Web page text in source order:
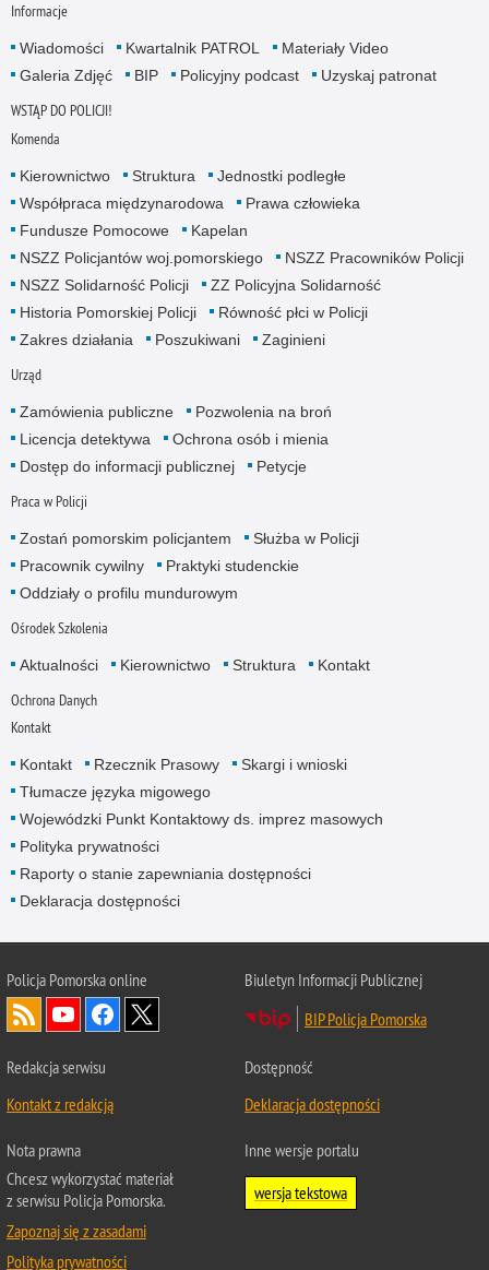
Informacje
Wiadomości Kwartalnik PATROL
Materiały Video
Galeria Zdjęć
BIP Policyjny podcast Uzyskaj patronat
WSTĄP DO POLICJI!
Komenda
Kierownictwo Struktura
Jednostki podległe
Współpraca międzynarodowa
Prawa człowieka
Fundusze Pomocowe
Kapelan
NSZZ Policjantów woj.pomorskiego
NSZZ Pracowników Policji
NSZZ Solidarność Policji
ZZ Policyjna Solidarność
Historia Pomorskiej Policji
Równość płci w Policji
Zakres działania
Poszukiwani Zaginieni
Urząd
Zamówienia publiczne
Pozwolenia na broń
Licencja detektywa
Ochrona osób i mienia
Dostęp do informacji publicznej
Petycje
Praca w Policji
Zostań pomorskim policjantem
Służba w Policji
Pracownik cywilny
Praktyki studenckie
Oddziały o profilu mundurowym
Ośrodek Szkolenia
Aktualności Kierownictwo Struktura Kontakt
Ochrona Danych
Kontakt
Kontakt Rzecznik Prasowy
Skargi i wnioski
Tłumacze języka migowego
Wojewódzki Punkt Kontaktowy ds. imprez masowych
Polityka prywatności
Raporty o stanie zapewniania dostępności
Deklaracja dostępności
Policja Pomorska online
Biuletyn Informacji Publicznej
BIP Policja Pomorska
Redakcja serwisu
Kontakt z redakcją
Dostępność
Deklaracja dostępności
Nota prawna
Chcesz wykorzystać materiał
z serwisu Policja Pomorska.
Zapoznaj się z zasadami
Polityka prywatności
Inne wersje portalu
wersja tekstowa